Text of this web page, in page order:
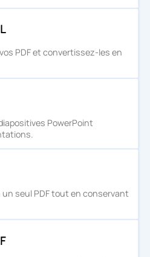
PDF et convertissez-les en
PowerPoint
seul PDF tout en conservant